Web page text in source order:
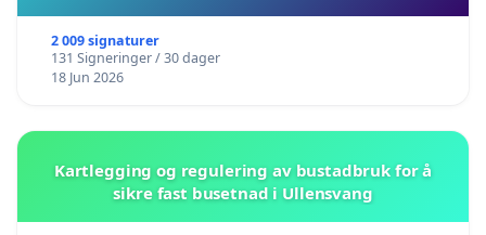
2 009 signaturer
131 Signeringer / 30 dager
18 Jun 2026
Kartlegging og regulering av bustadbruk for å
sikre fast busetnad i Ullensvang